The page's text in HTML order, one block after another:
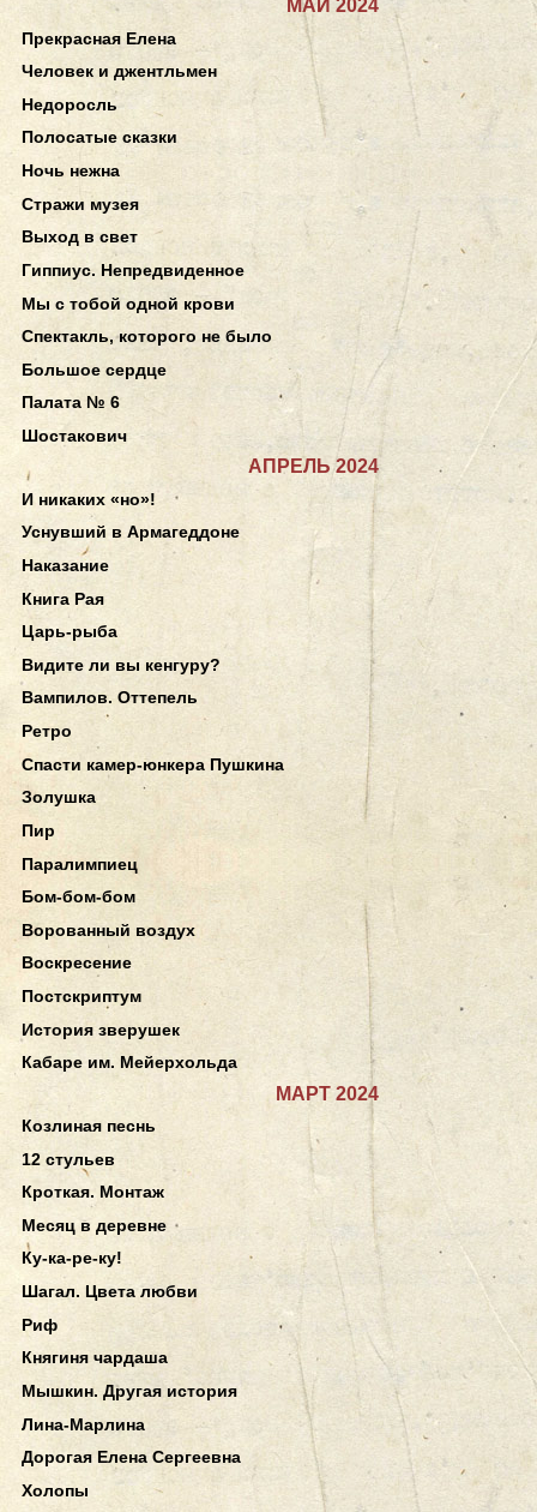
МАЙ 2024
Прекрасная Елена
Человек и джентльмен
Недоросль
Полосатые сказки
Ночь нежна
Стражи музея
Выход в свет
Гиппиус. Непредвиденное
Мы с тобой одной крови
Спектакль, которого не было
Большое сердце
Палата № 6
Шостакович
АПРЕЛЬ 2024
И никаких «но»!
Уснувший в Армагеддоне
Наказание
Книга Рая
Царь-рыба
Видите ли вы кенгуру?
Вампилов. Оттепель
Ретро
Спасти камер-юнкера Пушкина
Золушка
Пир
Паралимпиец
Бом-бом-бом
Ворованный воздух
Воскресение
Постскриптум
История зверушек
Кабаре им. Мейерхольда
МАРТ 2024
Козлиная песнь
12 стульев
Кроткая. Монтаж
Месяц в деревне
Ку-ка-ре-ку!
Шагал. Цвета любви
Риф
Княгиня чардаша
Мышкин. Другая история
Лина-Марлина
Дорогая Елена Сергеевна
Холопы